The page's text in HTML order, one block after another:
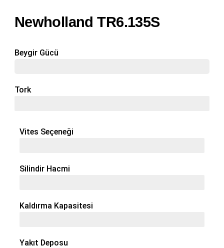
Newholland TR6.135S
Beygir Gücü
Tork
Vites Seçeneği
Silindir Hacmi
Kaldırma Kapasitesi
Yakıt Deposu